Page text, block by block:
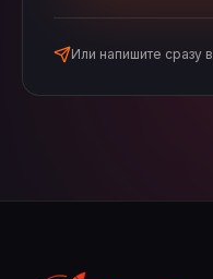
Или напишите сразу в